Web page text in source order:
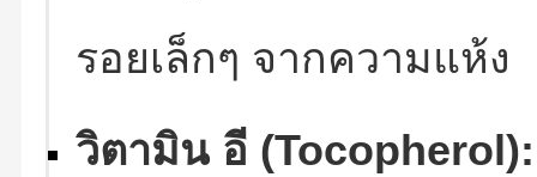
รอยเล็กๆ จากความแห้ง
วิตามิน อี (Tocopherol):